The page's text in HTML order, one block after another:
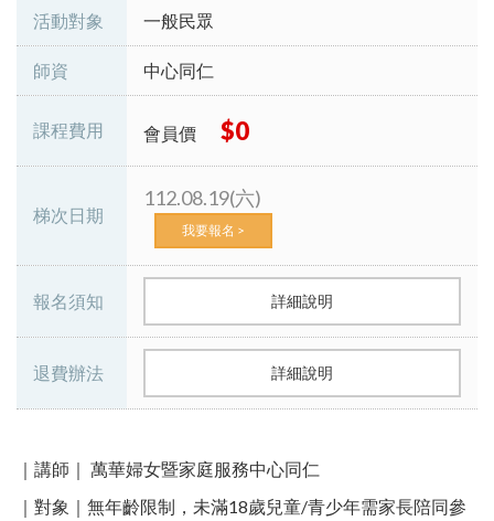
活動對象 一般民眾
師資 中心同仁
課程費用 會員價 $0
梯次日期
112.08.19(六)
我要報名 >
報名須知 詳細說明
退費辦法 詳細說明
｜講師｜ 萬華婦女暨家庭服務中心同仁
｜對象｜無年齡限制，未滿18歲兒童/青少年需家長陪同參